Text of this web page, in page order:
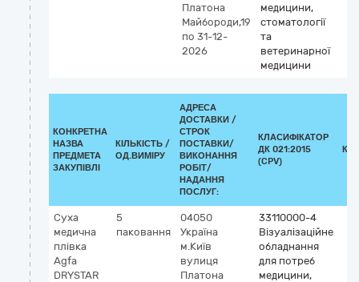
Платона
Майбороди,19
по 31-12-
2026
медицини,
стоматології
та
ветеринарної
медицини
КОНКРЕТНА
НАЗВА
ПРЕДМЕТА
ЗАКУПІВЛІ
КІЛЬКІСТЬ /
ОД.ВИМІРУ
АДРЕСА
ДОСТАВКИ /
СТРОК
ПОСТАВКИ/
ВИКОНАННЯ
РОБІТ/
НАДАННЯ
ПОСЛУГ:
КЛАСИФІКАТОР
ДК 021:2015
(CPV)
Суха
медична
плівка
Agfa
DRYSTAR
5
паковання
04050
Україна
м.Київ
вулиця
Платона
33110000-4
Візуалізаційне
обладнання
для потреб
медицини,